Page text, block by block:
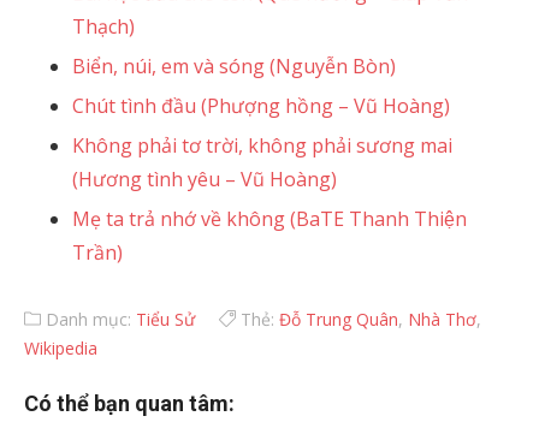
Thạch)
Biển, núi, em và sóng (Nguyễn Bòn)
Chút tình đầu (Phượng hồng – Vũ Hoàng)
Không phải tơ trời, không phải sương mai
(Hương tình yêu – Vũ Hoàng)
Mẹ ta trả nhớ về không (BaTE Thanh Thiện
Trần)
Danh mục: Tiểu Sử Thẻ: Đỗ Trung Quân, Nhà Thơ,
Wikipedia
Có thể bạn quan tâm: